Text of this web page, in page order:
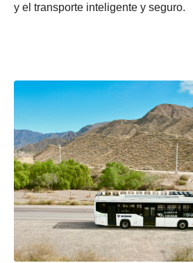
y el transporte inteligente y seguro.